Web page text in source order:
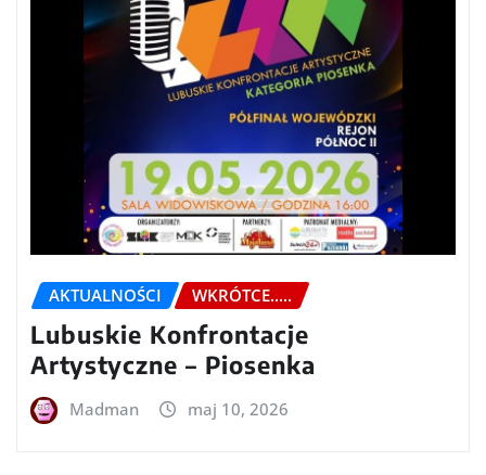
AKTUALNOŚCI WKRÓTCE.....
Lubuskie Konfrontacje
Artystyczne – Piosenka
Madman maj 10, 2026